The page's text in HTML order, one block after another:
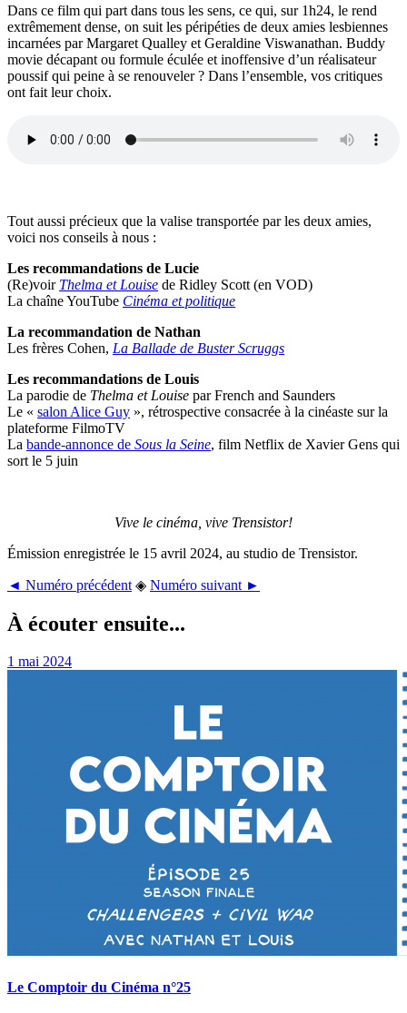
Dans ce film qui part dans tous les sens, ce qui, sur 1h24, le rend
extrêmement dense, on suit les péripéties de deux amies lesbiennes
incarnées par Margaret Qualley et Geraldine Viswanathan. Buddy
movie décapant ou formule éculée et inoffensive d’un réalisateur
poussif qui peine à se renouveler ? Dans l’ensemble, vos critiques
ont fait leur choix.
Tout aussi précieux que la valise transportée par les deux amies,
voici nos conseils à nous :
Les recommandations de Lucie
(Re)voir Thelma et Louise de Ridley Scott (en VOD)
La chaîne YouTube Cinéma et politique
La recommandation de Nathan
Les frères Cohen, La Ballade de Buster Scruggs
Les recommandations de Louis
La parodie de Thelma et Louise par French and Saunders
Le « salon Alice Guy », rétrospective consacrée à la cinéaste sur la
plateforme FilmoTV
La bande-annonce de Sous la Seine, film Netflix de Xavier Gens qui
sort le 5 juin
Vive le cinéma, vive Trensistor!
Émission enregistrée le 15 avril 2024, au studio de Trensistor.
◄ Numéro précédent ◈ Numéro suivant ►
À écouter ensuite...
1 mai 2024
Le Comptoir du Cinéma n°25